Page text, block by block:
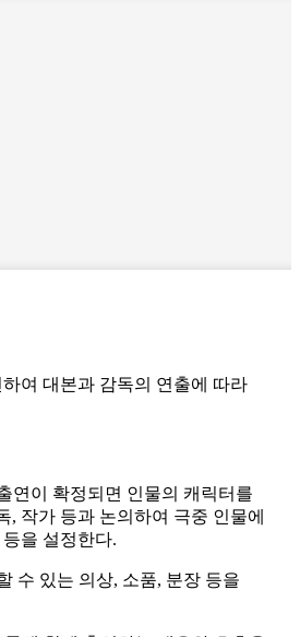
여 대본과 감독의 연출에 따라
연이 확정되면 인물의 캐릭터를
, 작가 등과 논의하여 극중 인물에
을 설정한다.
수 있는 의상, 소품, 분장 등을